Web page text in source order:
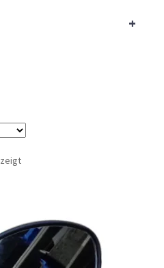
+
Nach